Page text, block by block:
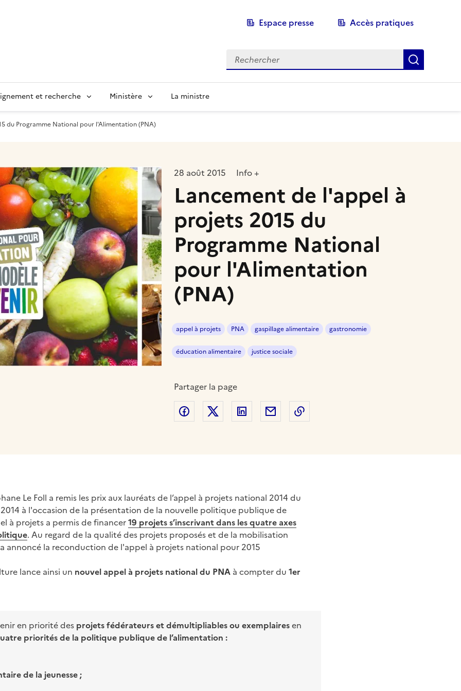
Espace presse Accès pratiques
Recherche
et recherche Ministère La ministre
du Programme National pour l'Alimentation (PNA)
28 août 2015 Info +
Lancement de l'appel à
projets 2015 du
Programme National
pour l'Alimentation
(PNA)
appel à projets PNA gaspillage alimentaire gastronomie
éducation alimentaire justice sociale
Partager la page
Partager sur Facebook
Partager sur Twitter
Partager sur LinkedIn
Partager par email
Le Foll a remis les prix aux lauréats de l’appel à projets national 2014 du
à l'occasion de la présentation de la nouvelle politique publique de
à projets a permis de financer19 projets s’inscrivant dans les quatre axes
. Au regard de la qualité des projets proposés et de la mobilisation
annoncé la reconduction de l'appel à projets national pour 2015
lance ainsi un nouvel appel à projets national du PNA à compter du 1er
en priorité des projets fédérateurs et démultipliables ou exemplairesen
priorités de la politique publique de l’alimentation :
de la jeunesse ;